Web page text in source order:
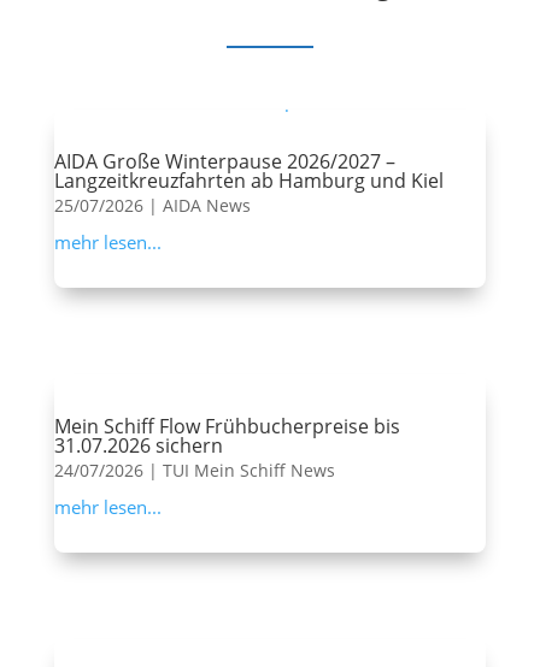
AIDA Große Winterpause 2026/2027 –
Langzeitkreuzfahrten ab Hamburg und Kiel
25/07/2026| AIDA News
mehr lesen...
Mein Schiff Flow Frühbucherpreise bis
31.07.2026 sichern
24/07/2026| TUI Mein Schiff News
mehr lesen...